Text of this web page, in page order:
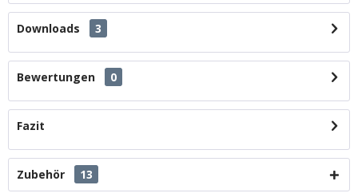
Downloads 3
Bewertungen 0
Fazit
Zubehör 13